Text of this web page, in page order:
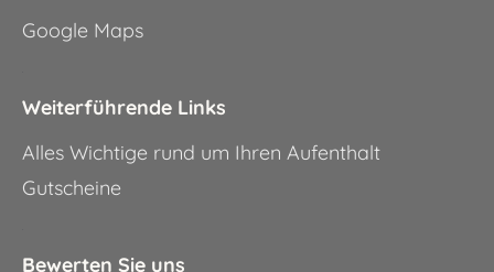
Google Maps
Weiterführende Links
Alles Wichtige rund um Ihren Aufenthalt
Gutscheine
Bewerten Sie uns